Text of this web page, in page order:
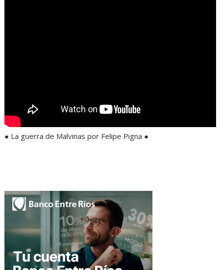
● La guerra de Malvinas por Felipe Pigna ●